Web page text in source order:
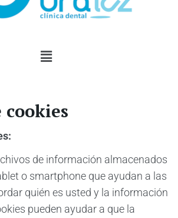
de información almacenados
o smartphone que ayudan a las
quién es usted y la información
pueden ayudar a que la